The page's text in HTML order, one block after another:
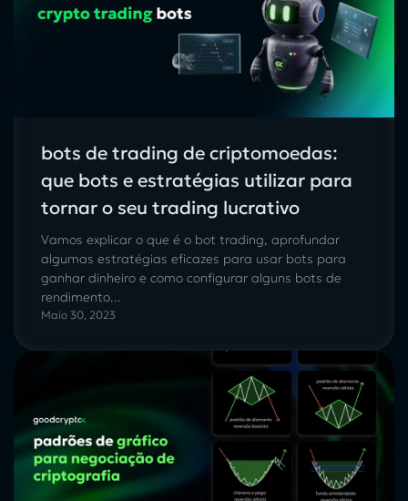
bots de trading de criptomoedas:
que bots e estratégias utilizar para
tornar o seu trading lucrativo
Vamos explicar o que é o bot trading, aprofundar
algumas estratégias eficazes para usar bots para
ganhar dinheiro e como configurar alguns bots de
rendimento...
Maio 30, 2023